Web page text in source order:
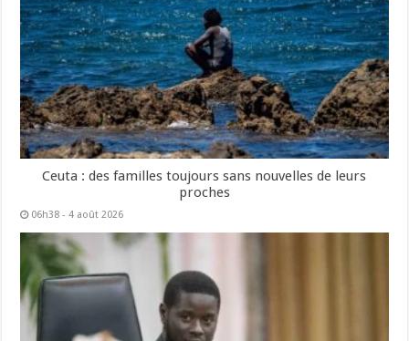
Ceuta : des familles toujours sans nouvelles de leurs
proches
06h38 - 4 août 2026